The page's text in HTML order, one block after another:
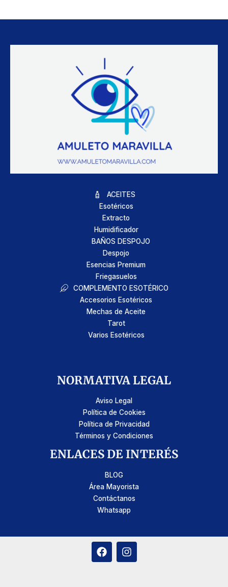
ACEITES
Esotéricos
Extracto
Humidificador
BAÑOS DESPOJO
Despojo
Esencias Premium
Friegasuelos
COMPLEMENTO ESOTÉRICO
Accesorios Esotéricos
Mechas de Aceite
Tarot
Varios Esotéricos
NORMATIVA LEGAL
Aviso Legal
Política de Cookies
Política de Privacidad
Términos y Condiciones
ENLACES DE INTERÉS
BLOG
Área Mayorista
Contáctanos
Whatsapp
F
a
I
n